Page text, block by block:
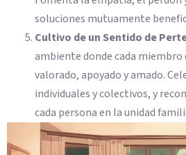
soluciones mutuamente
Cultivo de un Sentido de
ambiente donde cada miembro
valorado, apoyado y amado.
individuales y colectivos, y
cada persona en la unidad